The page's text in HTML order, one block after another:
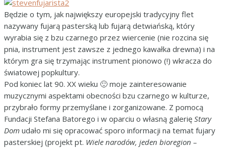
Będzie o tym, jak największy europejski tradycyjny flet
nazywany fujarą pasterską lub fujarą detwiańską, który
wyrabia się z bzu czarnego przez wiercenie (nie rozcina się
pnia, instrument jest zawsze z jednego kawałka drewna) i na
którym gra się trzymając instrument pionowo (!) wkracza do
światowej popkultury.
Pod koniec lat 90. XX wieku 🙂 moje zainteresowanie
muzycznymi aspektami obecności bzu czarnego w kulturze,
przybrało formy przemyślane i zorganizowane. Z pomocą
Fundacji Stefana Batorego i w oparciu o własną galerię Stary
Dom udało mi się opracować sporo informacji na temat fujary
pasterskiej (projekt pt. Wiele narodów, jeden bioregion –